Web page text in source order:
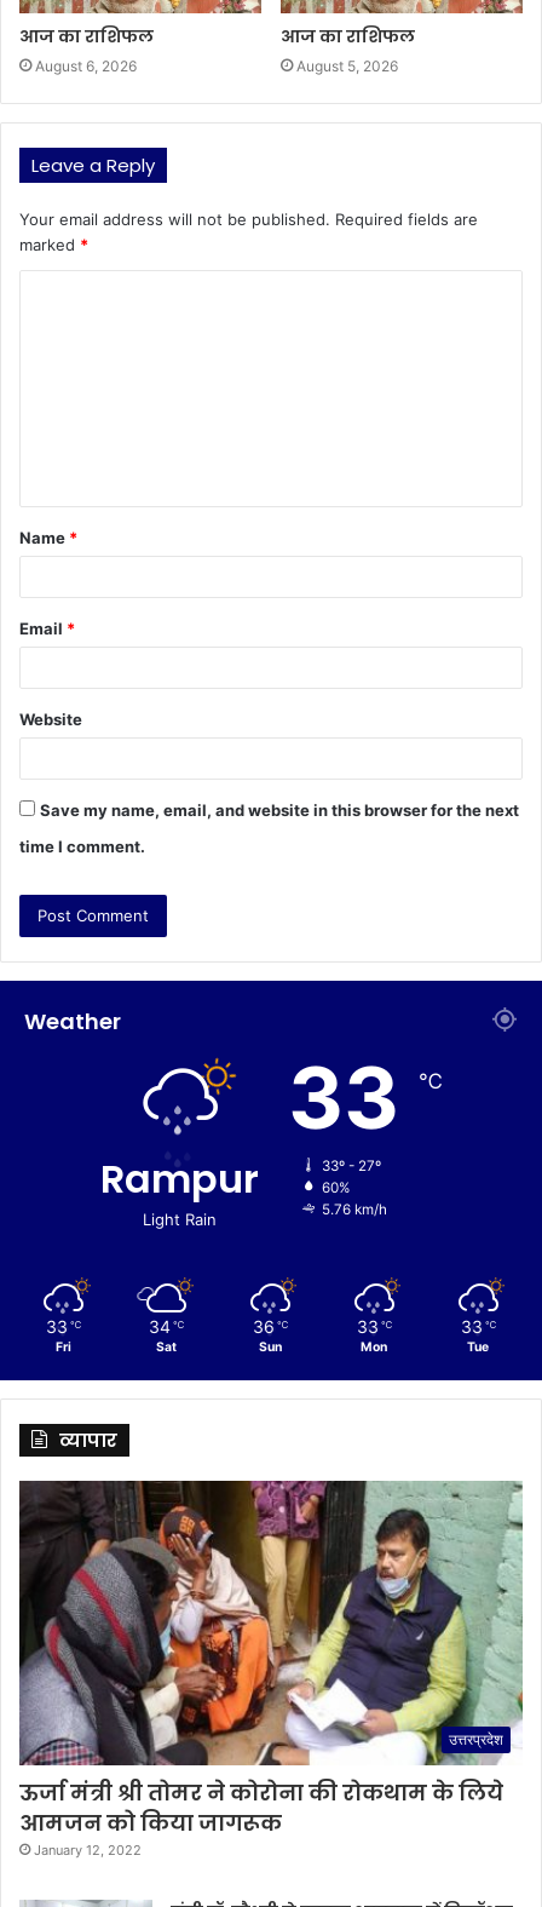
आज का राशिफल
August 6, 2026
आज का राशिफल
August 5, 2026
Leave a Reply
Your email address will not be published. Required fields are
marked *
t
*
Name *
Email *
Website
Save my name, email, and website in this browser for the next
time I comment.
Weather
Rampur
Light Rain
33 ℃
33º - 27º
60%
5.76 km/h
33 ℃
Fri
34 ℃
Sat
36 ℃
Sun
33 ℃
Mon
33 ℃
Tue
व्यापार
उत्तरप्रदेश
ऊर्जा मंत्री श्री तोमर ने कोरोना की रोकथाम के लिये
आमजन को किया जागरूक
January 12, 2022